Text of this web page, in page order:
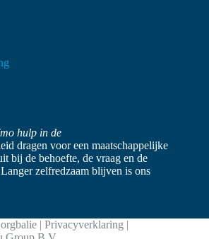
hulp in de
dragen voor een maatschappelijke
bij de behoefte, de vraag en de
zelfredzaam blijven is ons
| Privacyverklaring |